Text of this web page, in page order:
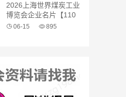
2026上海世界煤炭工业
博览会企业名片【110
张】06-15 895